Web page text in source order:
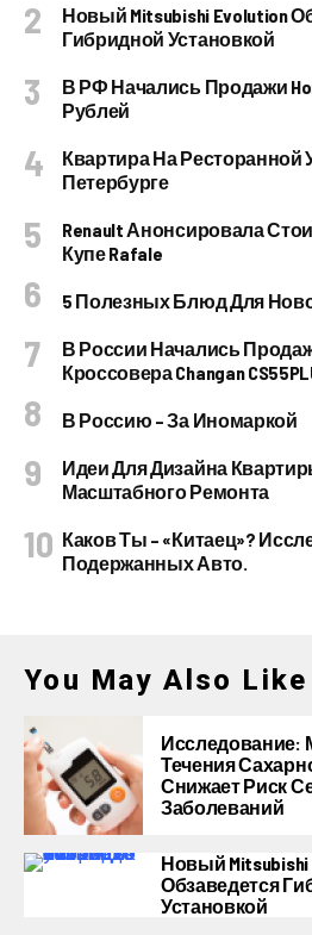
Новый Mitsubishi Evolution
Гибридной Установкой
В РФ Начались Продажи
Рублей
Квартира На Ресторанной
Петербурге
Renault Анонсировала
Купе Rafale
5 Полезных Блюд Для
В России Начались
Кроссовера Changan
В Россию – За Иномаркой
Идеи Для Дизайна
Масштабного Ремонта
Каков Ты – «китаец»?
Подержанных Авто.
You May Also Like
Исследование:
Течения
Снижает Риск
Заболеваний
Новый Mitsubishi
Обзаведется
Установкой